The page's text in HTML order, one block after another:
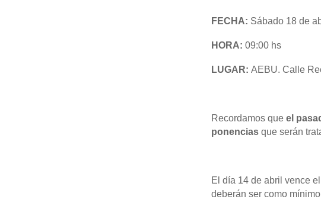
FECHA: Sábado 18 de
HORA: 09:00 hs
LUGAR: AEBU. Calle
Recordamos que el
ponencias que serán
El día 14 de abril vence
deberán ser como